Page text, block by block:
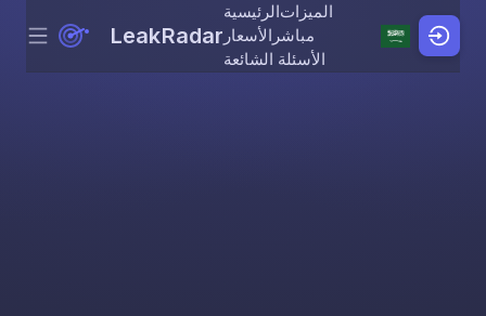
Skip to content
Menu LeakRadar
الرئيسيةالميزات
الأسعار مباشر
الأسئلة الشائعة